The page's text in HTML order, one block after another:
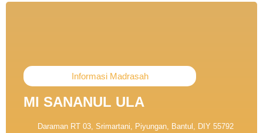
Informasi Madrasah
MI SANANUL ULA
Daraman RT 03, Srimartani, Piyungan, Bantul, DIY 55792